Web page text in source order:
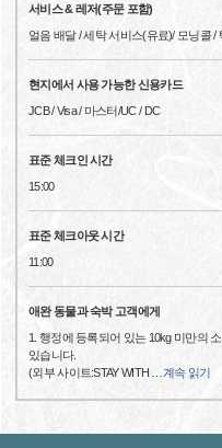
서비스 & 레저(주문 포함)
얼음 배달 / 세탁 서비스(유료)/ 모닝콜 /
현지에서 사용 가능한 신용카드
JCB / Visa / 마스터/UC / DC
표준 체크인 시간
15:00
표준 체크아웃 시간
11:00
애완 동물과 숙박 고객에게
1. 행정에 등록되어 있는 10kg 미만의
있습니다.
(외부 사이트:STAY WITH
계속 읽기